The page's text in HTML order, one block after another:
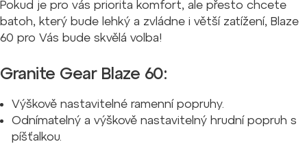
Pokud je pro vás priorita komfort, ale přesto chcete
batoh, který bude lehký a zvládne i větší zatížení, Blaze
60 pro Vás bude skvělá volba!
Granite Gear Blaze 60:
Výškově nastavitelné ramenní popruhy.
Odnímatelný a výškově nastavitelný hrudní popruh s
píšťalkou.